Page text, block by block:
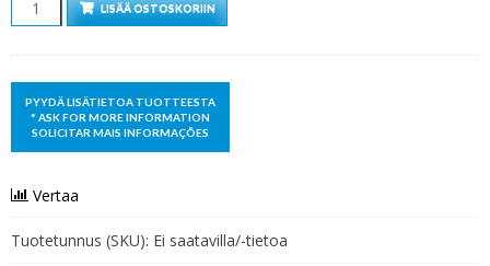
LISÄÄ OSTOSKORIIN
Vertaa
Tuotetunnus (SKU): Ei saatavilla/-tietoa